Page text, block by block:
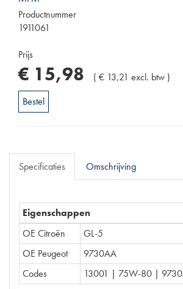
Productnummer
1911061
Prijs
€ 15,98 ( € 13,21 excl. btw )
Bestel
Specificaties Omschrijving
Eigenschappen
OE Citroën
GL-5
OE Peugeot
9730AA
Codes
13001 | 75W-80 |